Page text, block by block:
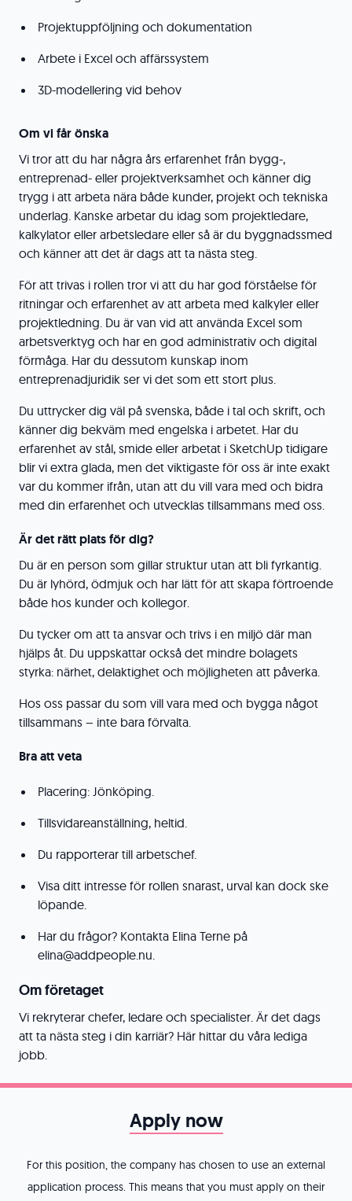
Projektuppföljning och dokumentation
Arbete i Excel och affärssystem
3D-modellering vid behov
Om vi får önska
Vi tror att du har några års erfarenhet från bygg-,
entreprenad- eller projektverksamhet och känner dig
trygg i att arbeta nära både kunder, projekt och tekniska
underlag. Kanske arbetar du idag som projektledare,
kalkylator eller arbetsledare eller så är du byggnadssmed
och känner att det är dags att ta nästa steg.
För att trivas i rollen tror vi att du har god förståelse för
ritningar och erfarenhet av att arbeta med kalkyler eller
projektledning. Du är van vid att använda Excel som
arbetsverktyg och har en god administrativ och digital
förmåga. Har du dessutom kunskap inom
entreprenadjuridik ser vi det som ett stort plus.
Du uttrycker dig väl på svenska, både i tal och skrift, och
känner dig bekväm med engelska i arbetet. Har du
erfarenhet av stål, smide eller arbetat i SketchUp tidigare
blir vi extra glada, men det viktigaste för oss är inte exakt
var du kommer ifrån, utan att du vill vara med och bidra
med din erfarenhet och utvecklas tillsammans med oss.
Är det rätt plats för dig?
Du är en person som gillar struktur utan att bli fyrkantig.
Du är lyhörd, ödmjuk och har lätt för att skapa förtroende
både hos kunder och kollegor.
Du tycker om att ta ansvar och trivs i en miljö där man
hjälps åt. Du uppskattar också det mindre bolagets
styrka: närhet, delaktighet och möjligheten att påverka.
Hos oss passar du som vill vara med och bygga något
tillsammans – inte bara förvalta.
Bra att veta
Placering: Jönköping.
Tillsvidareanställning, heltid.
Du rapporterar till arbetschef.
Visa ditt intresse för rollen snarast, urval kan dock ske
löpande.
Har du frågor? Kontakta Elina Terne på
elina@addpeople.nu.
Om företaget
Vi rekryterar chefer, ledare och specialister. Är det dags
att ta nästa steg i din karriär? Här hittar du våra lediga
jobb.
Apply now
For this position, the company has chosen to use an external
application process. This means that you must apply on their